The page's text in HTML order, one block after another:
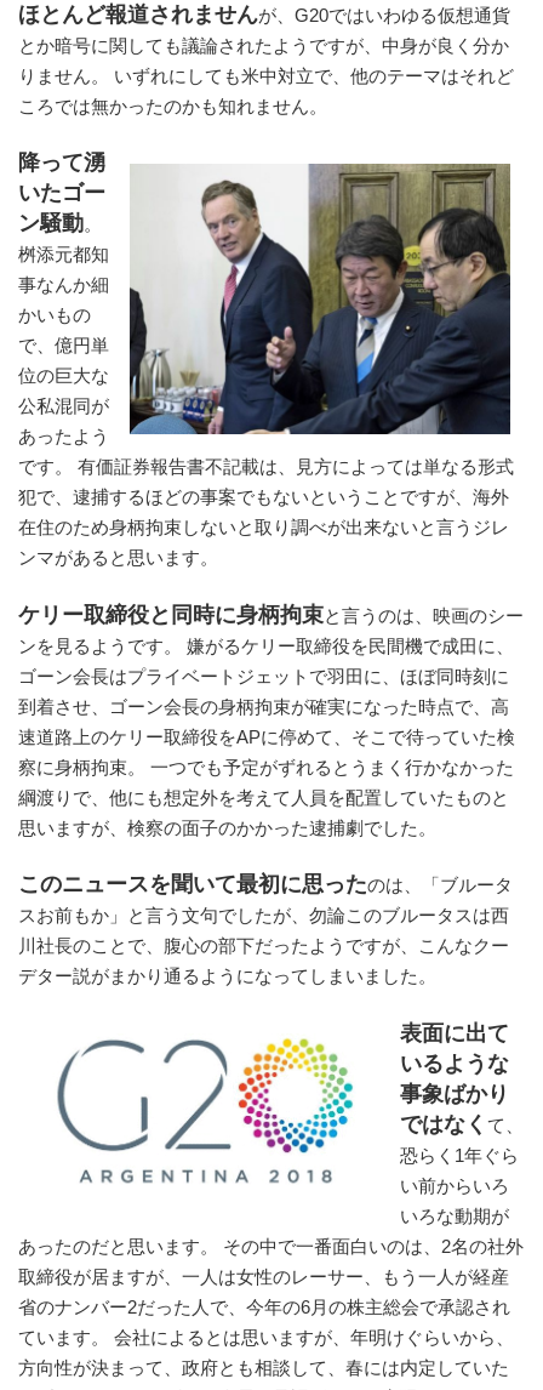
ほとんど報道されませんが、G20ではいわゆる仮想通貨
とか暗号に関しても議論されたようですが、中身が良く分か
りません。 いずれにしても米中対立で、他のテーマはそれど
ころでは無かったのかも知れません。
降って湧
いたゴー
ン騒動。
桝添元都知
事なんか細
かいもの
で、億円単
位の巨大な
公私混同が
あったよう
です。 有価証券報告書不記載は、見方によっては単なる形式
犯で、逮捕するほどの事案でもないということですが、海外
在住のため身柄拘束しないと取り調べが出来ないと言うジレ
ンマがあると思います。
ケリー取締役と同時に身柄拘束と言うのは、映画のシー
ンを見るようです。 嫌がるケリー取締役を民間機で成田に、
ゴーン会長はプライベートジェットで羽田に、ほぼ同時刻に
到着させ、ゴーン会長の身柄拘束が確実になった時点で、高
速道路上のケリー取締役をAPに停めて、そこで待っていた検
察に身柄拘束。 一つでも予定がずれるとうまく行かなかった
綱渡りで、他にも想定外を考えて人員を配置していたものと
思いますが、検察の面子のかかった逮捕劇でした。
このニュースを聞いて最初に思ったのは、「ブルータ
スお前もか」と言う文句でしたが、勿論このブルータスは西
川社長のことで、腹心の部下だったようですが、こんなクー
デター説がまかり通るようになってしまいました。
表面に出て
いるような
事象ばかり
ではなく て、
恐らく1年ぐら
い前からいろ
いろな動期が
あったのだと思います。 その中で一番面白いのは、2名の社外
取締役が居ますが、一人は女性のレーサー、もう一人が経産
省のナンバー2だった人で、今年の6月の株主総会で承認され
ています。 会社によるとは思いますが、年明けぐらいから、
方向性が決まって、政府とも相談して、春には内定していた